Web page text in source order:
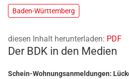
Baden-Württemberg
diesen Inhalt herunterladen: PDF
Der BDK in den Medien
Schein-Wohnungsanmeldungen: